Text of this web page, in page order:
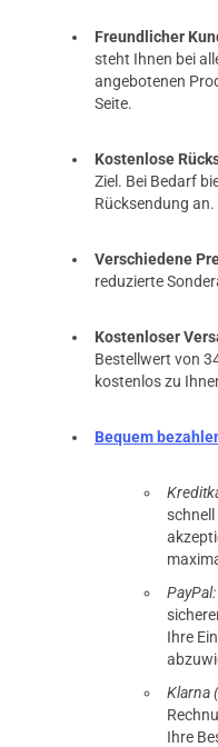
Freundlicher
steht Ihnen bei
angebotenen
Seite.
Kostenlose
Ziel. Bei Bedarf
Rücksendung an.
Verschiedene
reduzierte
Kostenloser
Bestellwert von
kostenlos zu
Bequem
PayPal:
Ihre
Klarna
Ihre